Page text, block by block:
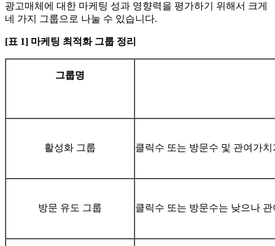
광고매체에 대한 마케팅 성과 영향력을 평가하기 위해서 크게
네 가지 그룹으로 나눌 수 있습니다.
[표 1] 마케팅 최적화 그룹 정리
그룹명
활성화 그룹 클릭수 또는 방문수 및 관여가
방문 유도 그룹 클릭수 또는 방문수는 낮으나